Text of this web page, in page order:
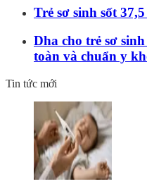
Trẻ sơ sinh sốt
Dha cho trẻ sơ
toàn và chuẩn y
Tin tức mới